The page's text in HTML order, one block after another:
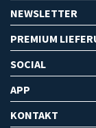
NEWSLETTER
PREMIUM
SOCIAL
APP
KONTAKT